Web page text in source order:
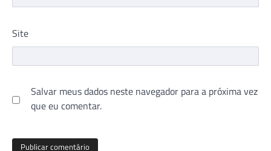
Site
Salvar meus dados neste navegador para a próxima vez
que eu comentar.